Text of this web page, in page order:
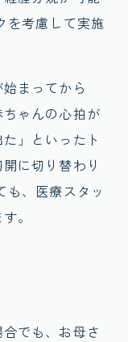
を考慮して実施
まってから
ちゃんの心拍が
」といったト
に切り替わり
も、医療スタッ
。
でも、お母さ